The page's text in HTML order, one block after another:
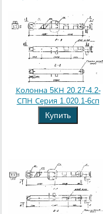
Колонна 5КН 20.27-4.2-
СПН Серия 1.020.1-6сп
Купить